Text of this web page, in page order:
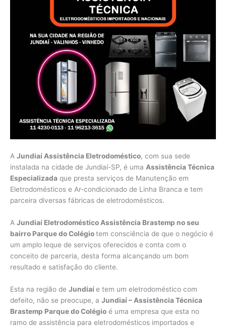
A Jundiaí Assistência Eletrodoméstico, com sua sede
instalada na cidade de Jundiaí-SP, é uma Assistência Técnica
Especializada que presta serviços de Manutenção em
Eletrodomésticos e Ar-condicionado de Linha Branca e tem
parceira diversas fábricas de eletrodomésticos.
A Jundiaí Eletrodoméstico Assistência Brastemp no seu
bairro Parque do Colégiotem consciência de que o negócio é
um amplo leque de serviços oferecidos e conta com o
conceito de parceria, desta forma alcançando um bom
resultado e satisfação do cliente.
Esta na região de Jundiaíe tem um eletrodoméstico com
defeito, não se preocupe, a Jundiaí – Assistência Técnica
Brastemp Parque do Colégio é uma empresa que esta no
ramo de assistência para eletrodomésticos importados e